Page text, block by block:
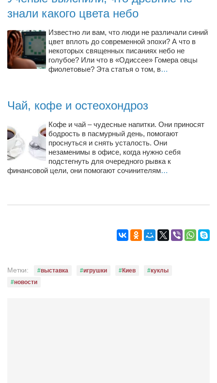
Надія Белокур
Анна Гидора
Леонтий Костур
Ирина Проценко
Сергей Степанов
Анна Черненко
Марина Фенота
Фестиваль. Конкурс «Колибри» 2017
Конкурс «Колибри» 2015
Конкурс «Колибри» 2014
знали какого цвета небо
Известно ли вам, что люди не различали синий
цвет вплоть до современной эпохи? А что в
некоторых священных писаниях небо не
голубое? Или что в «Одиссее» Гомера овцы
фиолетовые? Эта статья о том, в…
Чай, кофе и остеохондроз
Кофе и чай – чудесные напитки. Они приносят
бодрость в пасмурный день, помогают
проснуться и снять усталость. Они
незаменимы в офисе, когда нужно себя
подстегнуть для очередного рывка к
финансовой цели, они помогают сочинителям…
Метки: выставка игрушки Киев
куклы
новости